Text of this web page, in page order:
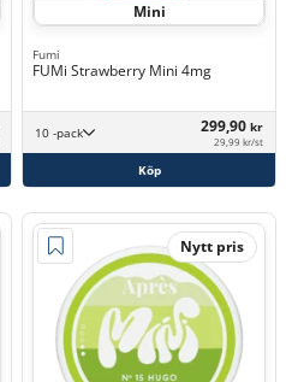
Mini
Fumi
FUMi Strawberry Mini 4mg
10 -pack 299,90 kr
29,99 kr/st
Köp
Nytt pris